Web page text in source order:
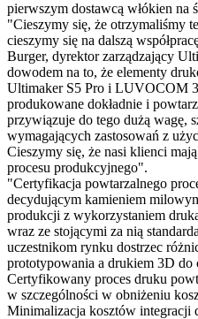
pierwszym dostawcą włókien na
"Cieszymy się, że otrzymaliśmy
cieszymy się na dalszą
Burger, dyrektor zarządzający
dowodem na to, że elementy
Ultimaker S5 Pro i LUVOCOM
produkowane dokładnie i
przywiązuje do tego dużą wagę,
wymagających zastosowań z
Cieszymy się, że nasi klienci
procesu produkcyjnego".
"Certyfikacja powtarzalnego
decydującym kamieniem
produkcji z wykorzystaniem
wraz ze stojącymi za nią
uczestnikom rynku dostrzec
prototypowania a drukiem 3D
Certyfikowany proces druku
w szczególności w obniżeniu
Minimalizacja kosztów